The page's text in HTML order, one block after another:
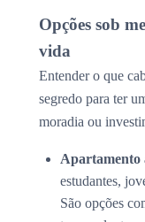
Opções sob
vida
Entender o que
segredo para ter
moradia ou
Apartamento
estudantes,
São opções